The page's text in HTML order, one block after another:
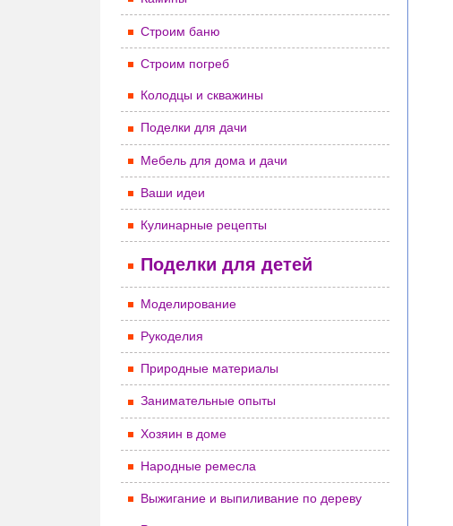
Строим баню
Строим погреб
Колодцы и скважины
Поделки для дачи
Мебель для дома и дачи
Ваши идеи
Кулинарные рецепты
Поделки для детей
Моделирование
Рукоделия
Природные материалы
Занимательные опыты
Хозяин в доме
Народные ремесла
Выжигание и выпиливание по дереву